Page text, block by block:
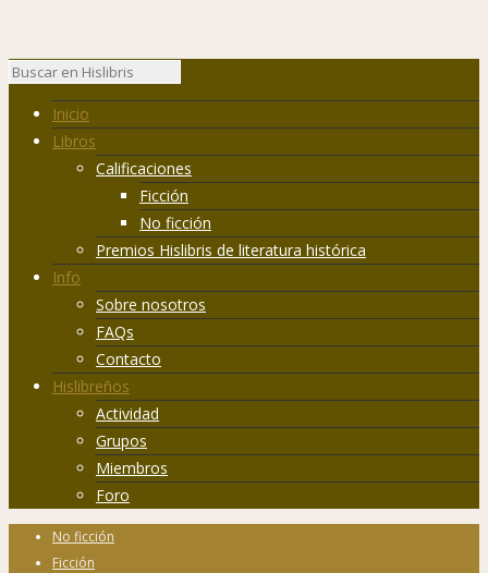
Inicio
Libros
Calificaciones
Ficción
No ficción
Premios Hislibris de literatura histórica
Info
Sobre nosotros
FAQs
Contacto
Hislibreños
Actividad
Grupos
Miembros
Foro
No ficción
Ficción